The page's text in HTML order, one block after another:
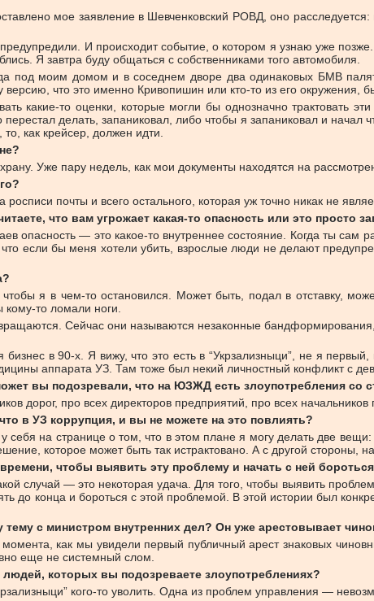
мое заявление в Шевченковский РОВД, оно расследуется:
И происходит событие, о котором я узнаю уже
Я завтра буду общаться с собственниками того автомобиля.
под моим домом и в соседнем дворе два одинаковых БМВ
версию, что это именно Кривопишин или кто-то из его окружения,
какие-то оценки, которые могли бы однозначно трактовать
делать, запаниковал, либо чтобы я запаниковал и
как крейсер, должен идти.
Уже пару недель, как мои документы находятся на
почты и всего остального, которая уж точно никак не
что вам угрожает какая-то опасность или это просто
опасность — это какое-то внутреннее состояние. Когда ты сам
если бы меня хотели убить, взрослые люди не делают
я в чем-то остановился. Может быть, подал в отставку,
кому-то ломали ноги.
Сейчас они называются незаконные
в 90-х. Я вижу, что это есть в “Укрзализныци”, не я
аппарата УЗ. Там тоже был некий личностный конфликт с
вы подозревали, что на ЮЗЖД есть злоупотребления со
дорог, про всех директоров предприятий, про всех начальников
в УЗ коррупция, и вы не можете на это повлиять?
себя на странице о том, что в этом плане я могу делать две
которое может быть так истрактовано. А с другой стороны,
чтобы выявить эту проблему и начать с ней
случай — это некоторая удача. Для того, чтобы выявить
до конца и бороться с этой проблемой. В этой истории был
с министром внутренних дел? Он уже арестовывает
как мы увидели первый публичный арест знаковых
еще не системный слом.
которых вы подозреваете злоупотреблениях?
кого-то уволить. Одна из проблем управления —